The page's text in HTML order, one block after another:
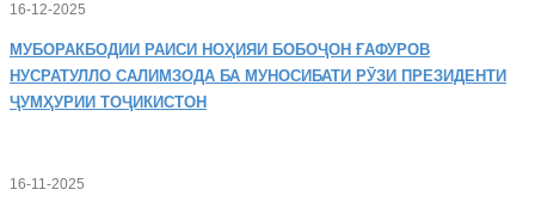
16-12-2025
МУБОРАКБОДИИ РАИСИ НОҲИЯИ БОБОҶОН ҒАФУРОВ
НУСРАТУЛЛО САЛИМЗОДА БА МУНОСИБАТИ РӮЗИ ПРЕЗИДЕНТИ
ҶУМҲУРИИ ТОҶИКИСТОН
16-11-2025